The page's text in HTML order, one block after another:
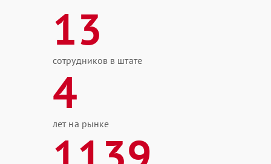
13
сотрудников в штате
4
лет на рынке